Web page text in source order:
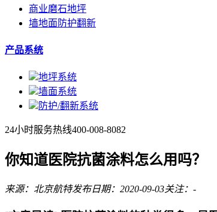
商业磨石地坪
墙地面防护翻新
产品系统
地坪系统
墙面系统
防护/翻新系统
24小时服务热线400-008-8082
你知道医院抗菌涂料怎么用吗？
来源：北京航特发布日期：2020-09-03关注： -